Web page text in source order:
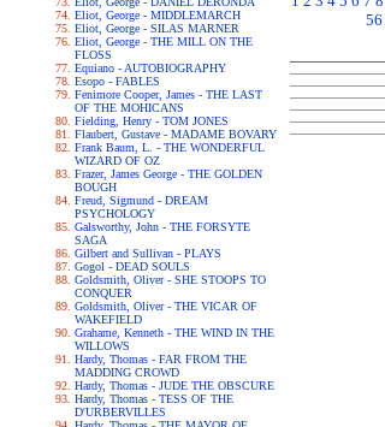
Eliot, George - MIDDLEMARCH
Eliot, George - SILAS MARNER
Eliot, George - THE MILL ON THE
FLOSS
Equiano - AUTOBIOGRAPHY
Esopo - FABLES
Fenimore Cooper, James - THE LAST
OF THE MOHICANS
Fielding, Henry - TOM JONES
Flaubert, Gustave - MADAME BOVARY
Frank Baum, L. - THE WONDERFUL
WIZARD OF OZ
Frazer, James George - THE GOLDEN
BOUGH
Freud, Sigmund - DREAM
PSYCHOLOGY
Galsworthy, John - THE FORSYTE
SAGA
Gilbert and Sullivan - PLAYS
Gogol - DEAD SOULS
Goldsmith, Oliver - SHE STOOPS TO
CONQUER
Goldsmith, Oliver - THE VICAR OF
WAKEFIELD
Grahame, Kenneth - THE WIND IN THE
WILLOWS
Hardy, Thomas - FAR FROM THE
MADDING CROWD
Hardy, Thomas - JUDE THE OBSCURE
Hardy, Thomas - TESS OF THE
D'URBERVILLES
56